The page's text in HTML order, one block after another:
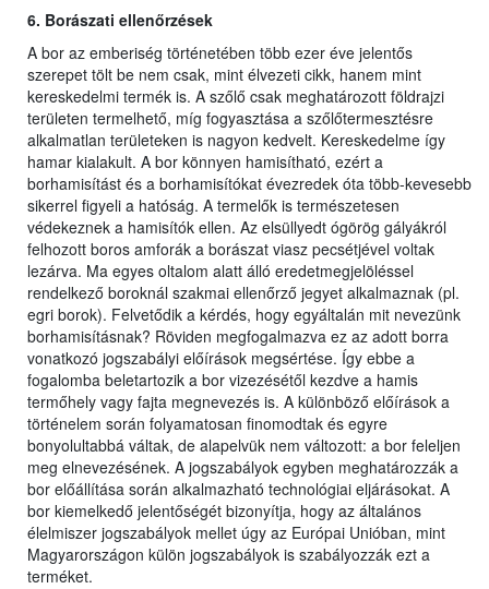
6. Borászati ellenőrzések
A bor az emberiség történetében több ezer éve jelentős
szerepet tölt be nem csak, mint élvezeti cikk, hanem mint
kereskedelmi termék is. A szőlő csak meghatározott földrajzi
területen termelhető, míg fogyasztása a szőlőtermesztésre
alkalmatlan területeken is nagyon kedvelt. Kereskedelme így
hamar kialakult. A bor könnyen hamisítható, ezért a
borhamisítást és a borhamisítókat évezredek óta több-kevesebb
sikerrel figyeli a hatóság. A termelők is természetesen
védekeznek a hamisítók ellen. Az elsüllyedt ógörög gályákról
felhozott boros amforák a borászat viasz pecsétjével voltak
lezárva. Ma egyes oltalom alatt álló eredetmegjelöléssel
rendelkező boroknál szakmai ellenőrző jegyet alkalmaznak (pl.
egri borok). Felvetődik a kérdés, hogy egyáltalán mit nevezünk
borhamisításnak? Röviden megfogalmazva ez az adott borra
vonatkozó jogszabályi előírások megsértése. Így ebbe a
fogalomba beletartozik a bor vizezésétől kezdve a hamis
termőhely vagy fajta megnevezés is. A különböző előírások a
történelem során folyamatosan finomodtak és egyre
bonyolultabbá váltak, de alapelvük nem változott: a bor feleljen
meg elnevezésének. A jogszabályok egyben meghatározzák a
bor előállítása során alkalmazható technológiai eljárásokat. A
bor kiemelkedő jelentőségét bizonyítja, hogy az általános
élelmiszer jogszabályok mellet úgy az Európai Unióban, mint
Magyarországon külön jogszabályok is szabályozzák ezt a
terméket.